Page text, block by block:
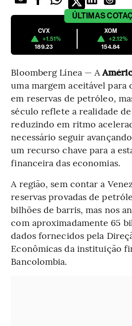
ÚLTIMAS
CVX
+1.51%
189.23
XOM
+2.12%
154.84
Bloomberg Línea — A
uma margem aceitável para
em reservas de petróleo,
século reflete a realidade
reduzindo em ritmo
necessário seguir
um recurso chave para a
financeira das economias.
A região, sem contar a
reservas provadas de
bilhões de barris, mas nos
com aproximadamente 65
dados fornecidos pela
Econômicas da instituição
Bancolombia.